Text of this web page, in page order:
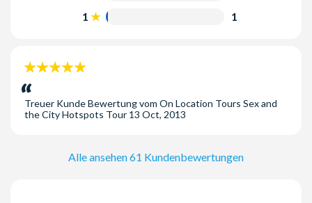
1
1
5
Sterne:
Treuer KundeBewertung vom On Location Tours Sex and
the City Hotspots Tour 13 Oct, 2013
Alle ansehen 61 Kundenbewertungen